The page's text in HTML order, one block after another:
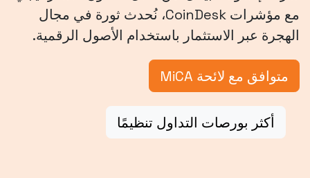
مع مؤشرات CoinDesk، نُحدث ثورة في مجال
الهجرة عبر الاستثمار باستخدام الأصول الرقمية.
متوافق مع لائحة MiCA
أكثر بورصات التداول تنظيمًا